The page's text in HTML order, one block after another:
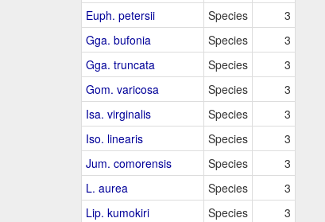
Euph. petersii
Species
3
Gga. bufonia
Species
3
Gga. truncata
Species
3
Gom. varicosa
Species
3
Isa. virginalis
Species
3
Iso. linearis
Species
3
Jum. comorensis
Species
3
L. aurea
Species
3
Lip. kumokiri
Species
3